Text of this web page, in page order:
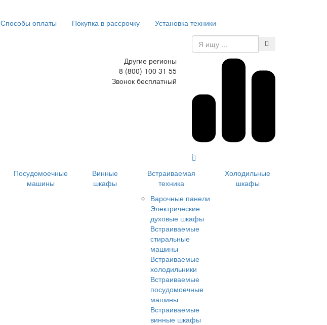
Способы оплаты Покупка в рассрочку
Установка техники
Другие регионы
8 (800) 100 31 55
Звонок бесплатный
Посудомоечные
машины
Винные
шкафы
Встраиваемая
техника
Варочные панели
Электрические
духовые шкафы
Встраиваемые
стиральные
машины
Встраиваемые
холодильники
Встраиваемые
посудомоечные
машины
Встраиваемые
винные шкафы
Холодильные
шкафы